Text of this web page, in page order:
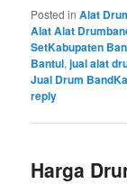
Posted in Alat
Alat Alat
SetKabupaten
Bantul,jual alat
Jual Drum
reply
Harga